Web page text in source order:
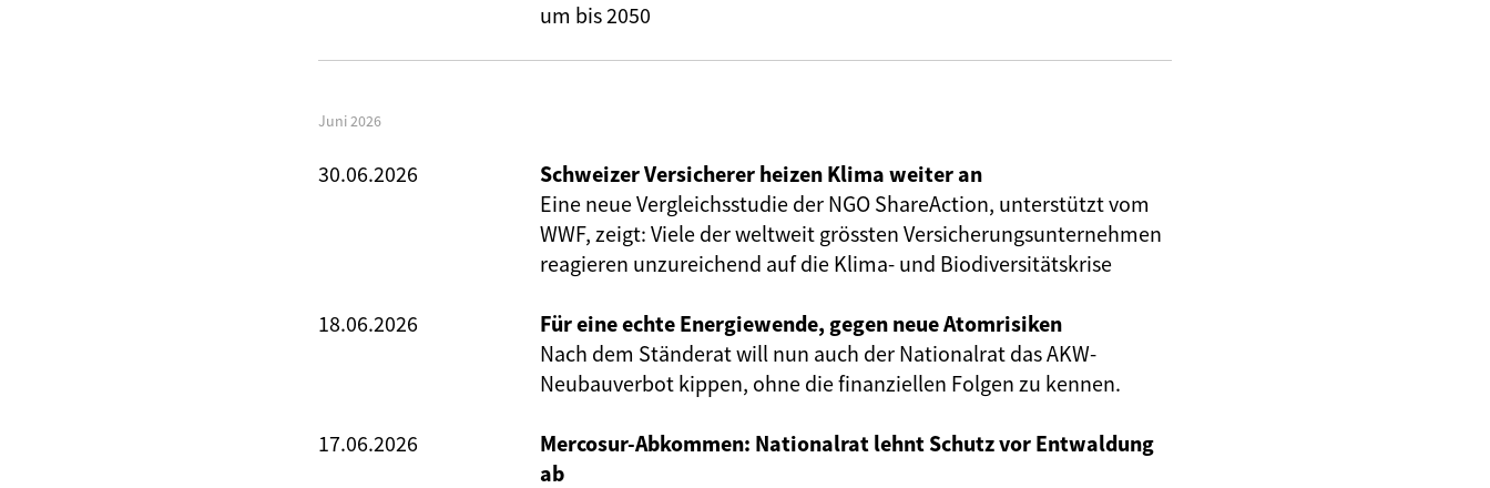
um bis 2050
Juni 2026
30.06.2026
Schweizer Versicherer heizen Klima weiter an
Eine neue Vergleichsstudie der NGO ShareAction, unterstützt vom
WWF, zeigt: Viele der weltweit grössten Versicherungsunternehmen
reagieren unzureichend auf die Klima- und Biodiversitätskrise
18.06.2026
Für eine echte Energiewende, gegen neue Atomrisiken
Nach dem Ständerat will nun auch der Nationalrat das AKW-
Neubauverbot kippen, ohne die finanziellen Folgen zu kennen.
17.06.2026
Mercosur-Abkommen: Nationalrat lehnt Schutz vor Entwaldung
ab